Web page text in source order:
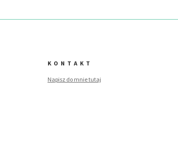
KONTAKT
Napisz do mnie tutaj